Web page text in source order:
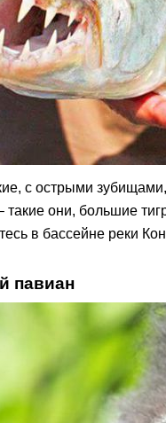
с острыми
такие они, большие
в бассейне реки
павиан